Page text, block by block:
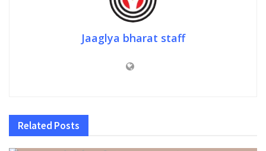
Jaaglya bharat staff
Related Posts